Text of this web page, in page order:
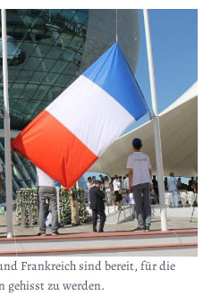
Frankreich sind bereit, für die
gehisst zu werden.